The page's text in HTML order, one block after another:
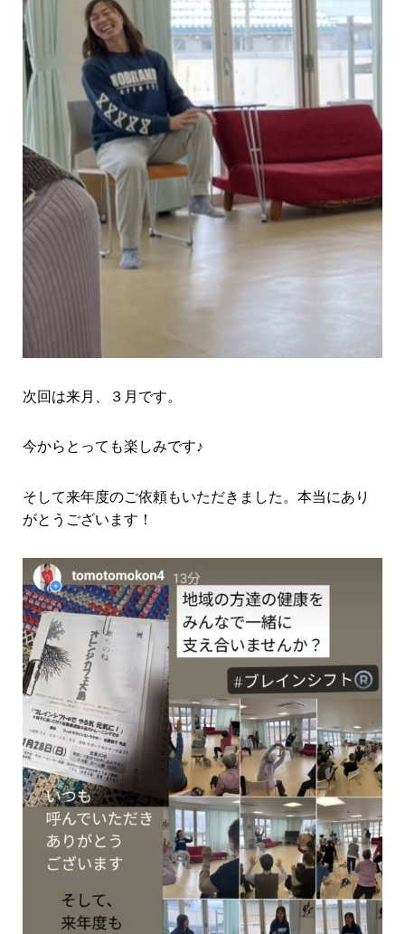
次回は来月、３月です。
今からとっても楽しみです♪
そして来年度のご依頼もいただきました。本当にあり
がとうございます！